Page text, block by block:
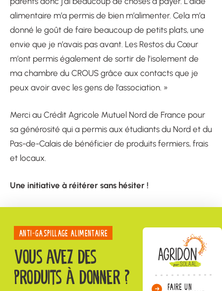
alimentaire m’a permis de bien m’alimenter. Cela m’a
donné le goût de faire beaucoup de petits plats, une
envie que je n’avais pas avant. Les Restos du Cœur
m’ont permis également de sortir de l’isolement de
ma chambre du CROUS grâce aux contacts que je
peux avoir avec les gens de l’association. »
Merci au Crédit Agricole Mutuel Nord de France pour
sa générosité qui a permis aux étudiants du Nord et du
Pas-de-Calais de bénéficier de produits fermiers, frais
et locaux.
Une initiative à réitérer sans hésiter !
ANTI-GASPILLAGE ALIMENTAIRE
Vous avez des
produits à donner ?
FAIRE UN